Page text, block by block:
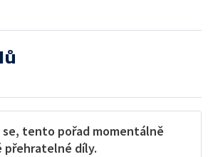
se, tento pořad momentálně
přehratelné díly.